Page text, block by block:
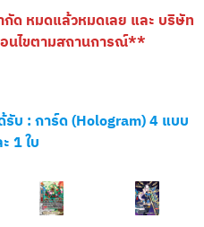
ด หมดแล้วหมดเลย และ บริษัท
นไขตามสถานการณ์**
รับ :การ์ด (Hologram) 4 แบบ
1 ใบ